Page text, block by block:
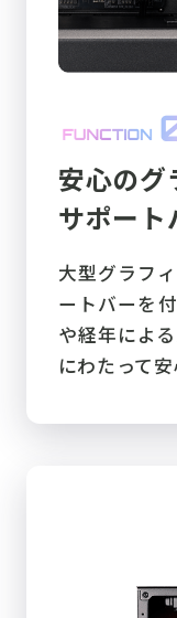
安心のグ
サポート
大型グラフ
ートバーを
や経年によ
にわたって